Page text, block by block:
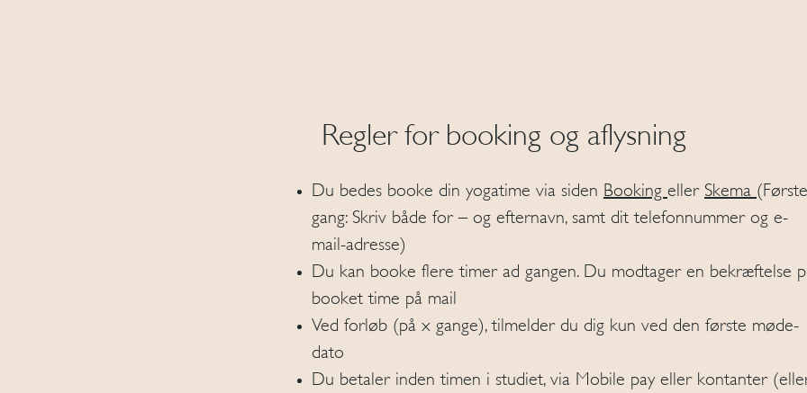
Regler for booking og aflysning
Du bedes booke din yogatime via siden Booking eller Skema (Første
gang: Skriv både for – og efternavn, samt dit telefonnummer og e-
mail-adresse)
Du kan booke flere timer ad gangen. Du modtager en bekræftelse
booket time på mail
Ved forløb (på x gange), tilmelder du dig kun ved den første møde-
dato
Du betaler inden timen i studiet, via Mobile pay eller kontanter